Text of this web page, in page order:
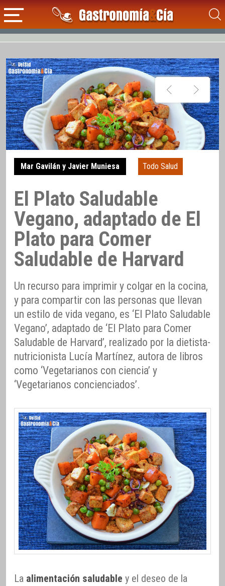
Mar Gavilán y Javier Muniesa Todo Salud
El Plato Saludable
Vegano, adaptado de El
Plato para Comer
Saludable de Harvard
Un recurso para imprimir y colgar en la cocina,
y para compartir con las personas que llevan
un estilo de vida vegano, es ‘El Plato Saludable
Vegano’, adaptado de ‘El Plato para Comer
Saludable de Harvard’, realizado por la dietista-
nutricionista Lucía Martínez, autora de libros
como ‘Vegetarianos con ciencia’ y
‘Vegetarianos concienciados’.
La alimentación saludable y el deseo de la